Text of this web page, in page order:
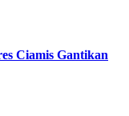
Ciamis Gantikan